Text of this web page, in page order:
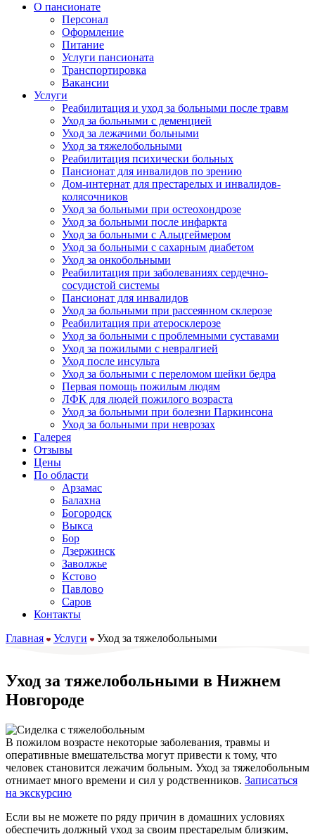
О пансионате
Персонал
Оформление
Питание
Услуги пансионата
Транспортировка
Вакансии
Услуги
Реабилитация и уход за больными после травм
Уход за больными с деменцией
Уход за лежачими больными
Уход за тяжелобольными
Реабилитация психически больных
Пансионат для инвалидов по зрению
Дом-интернат для престарелых и инвалидов-
колясочников
Уход за больными при остеохондрозе
Уход за больными после инфаркта
Уход за больными с Альцгеймером
Уход за больными с сахарным диабетом
Уход за онкобольными
Реабилитация при заболеваниях сердечно-
сосудистой системы
Пансионат для инвалидов
Уход за больными при рассеянном склерозе
Реабилитация при атеросклерозе
Уход за больными с проблемными суставами
Уход за пожилыми с невралгией
Уход после инсульта
Уход за больными с переломом шейки бедра
Первая помощь пожилым людям
ЛФК для людей пожилого возраста
Уход за больными при болезни Паркинсона
Уход за больными при неврозах
Галерея
Отзывы
Цены
По области
Арзамас
Балахна
Богородск
Выкса
Бор
Дзержинск
Заволжье
Кстово
Павлово
Саров
Контакты
Главная
Услуги Уход за тяжелобольными
Уход за тяжелобольными в Нижнем
Новгороде
В пожилом возрасте некоторые заболевания, травмы и
оперативные вмешательства могут привести к тому, что
человек становится лежачим больным. Уход за тяжелобольным
отнимает много времени и сил у родственников. Записаться
на экскурсию
Если вы не можете по ряду причин в домашних условиях
обеспечить должный уход за своим престарелым близким,